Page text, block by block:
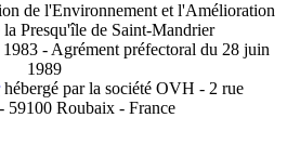
de l'Environnement et l'Amélioration
Presqu'île de Saint-Mandrier
- Agrément préfectoral du 28 juin
1989
hébergé par la société OVH - 2 rue
59100 Roubaix - France